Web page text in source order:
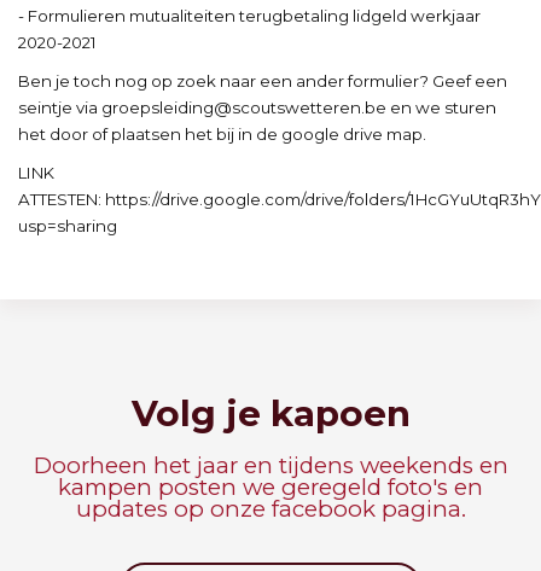
- Formulieren mutualiteiten terugbetaling lidgeld werkjaar
2020-2021
Ben je toch nog op zoek naar een ander formulier? Geef een
seintje via groepsleiding@scoutswetteren.be en we sturen
het door of plaatsen het bij in de google drive map.
LINK
ATTESTEN: https://drive.google.com/drive/folders/
usp=sharing
Volg je kapoen
Doorheen het jaar en tijdens weekends en
kampen posten we geregeld foto's en
updates op onze facebook pagina.